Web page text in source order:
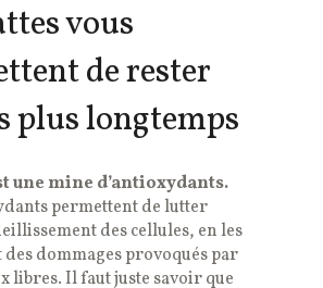
vous
de rester
plus longtemps
une mine d’antioxydants.
permettent de lutter
des cellules, en les
dommages provoqués par
libres. Il faut juste savoir que